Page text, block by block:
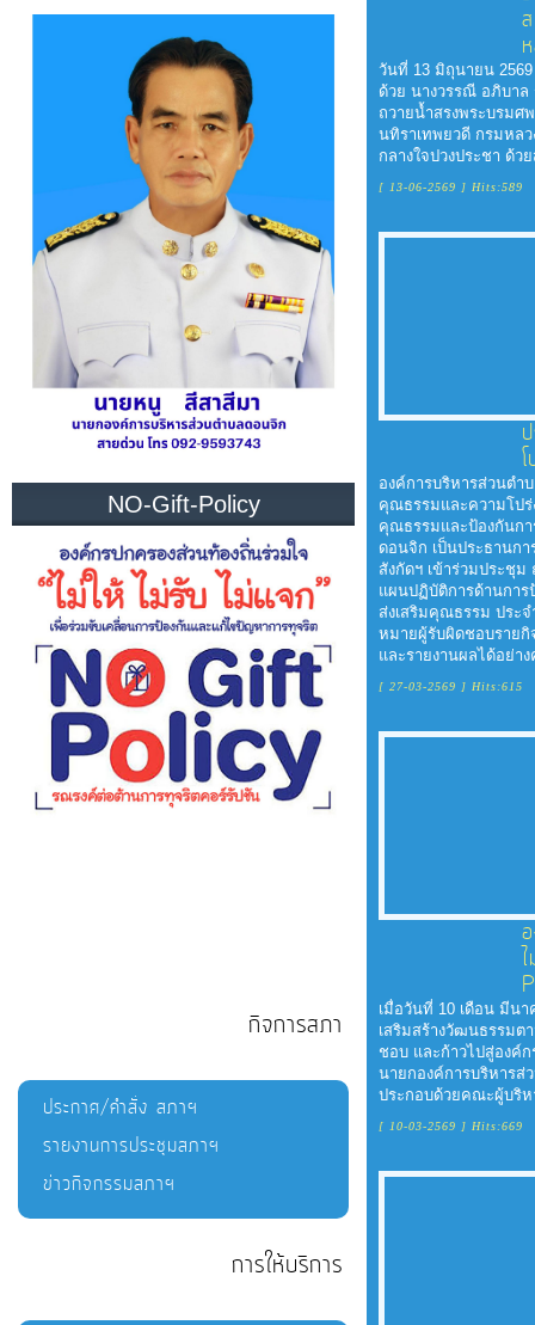
ความ
การ
ให้
บริการ
แผนการ
จ่าย
ประมาณ
ประจำ
การ
บริหาร
พัฒนา
ทรัพยากร
การ
เงิน
แผนการ
NO-Gift-Policy
กิจการสภา
ประกาศ/คำสั่ง สภาฯ
รายงานการประชุมสภาฯ
ข่าวกิจกรรมสภาฯ
การให้บริการ
วันที่ 13 มิถุนายน
ด้วย นางวรรณี อภิบาล
ถวายน้ำสรงพระบรมศ
นทิราเทพยวดี กรมหล
กลางใจปวงประชา ด้
[ 13-06-2569 ] Hits:589
องค์การบริหารส่วนตำ
คุณธรรมและความโปร่
คุณธรรมและป้องกันก
ดอนจิก เป็นประธานก
สังกัดฯ เข้าร่วมประชุ
แผนปฏิบัติการด้านกา
ส่งเสริมคุณธรรม ประ
หมายผู้รับผิดชอบรายกิ
และรายงานผลได้อย่า
[ 27-03-2569 ] Hits:615
เมื่อวันที่ 10 เดือน มีน
เสริมสร้างวัฒนธรรมต
ชอบ และก้าวไปสู่องค์
นายกองค์การบริหารส่
ประกอบด้วยคณะผู้บริ
[ 10-03-2569 ] Hits:669